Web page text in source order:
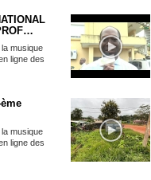
musique
ligne des
musique
ligne des